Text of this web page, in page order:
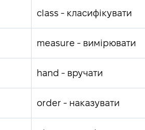
class - класифікувати
measure - вимірювати
hand - вручати
order - наказувати